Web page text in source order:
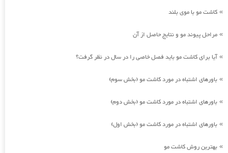
» کاشت مو با موی بلند
» مراحل پیوند مو و نتایج حاصل از آن
»آیا برای کاشت مو باید فصل خاصی را در سال در نظر گرفت؟
» باورهای اشتباه در مورد کاشت مو (بخش سوم)
» باورهای اشتباه در مورد کاشت مو (بخش دوم)
» باورهای اشتباه در مورد کاشت مو (بخش اول)
» بهترین روش کاشت مو